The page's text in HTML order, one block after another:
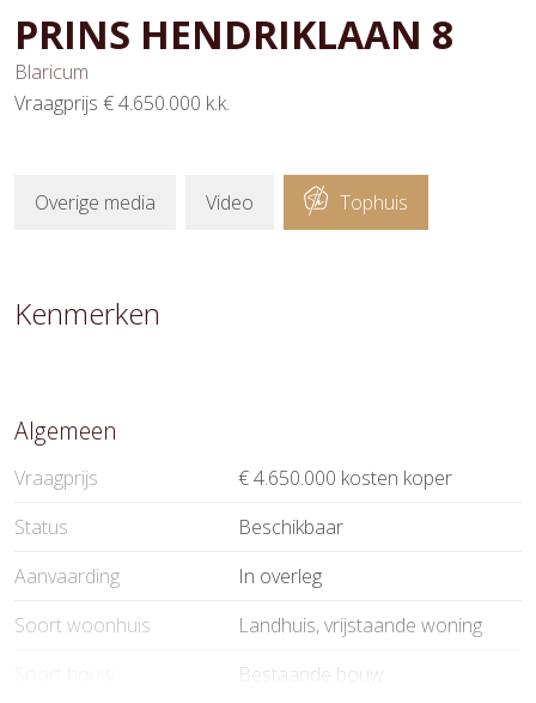
PRINS HENDRIKLAAN 8
Blaricum
Vraagprijs € 4.650.000 k.k.
Overige media Video Tophuis
Kenmerken
Algemeen
Vraagprijs
€ 4.650.000 kosten koper
Status
Beschikbaar
Aanvaarding
In overleg
Soort woonhuis
Landhuis, vrijstaande woning
Bestaande bouw